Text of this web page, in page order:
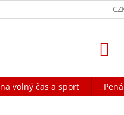
na volný čas a sport